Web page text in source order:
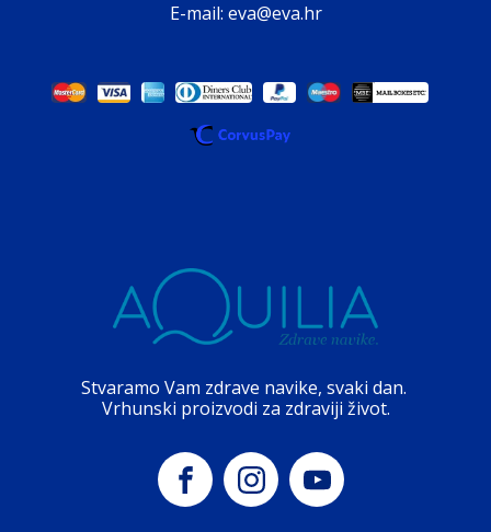
E-mail: eva@eva.hr
Stvaramo Vam zdrave navike, svaki dan.
Vrhunski proizvodi za zdraviji život.